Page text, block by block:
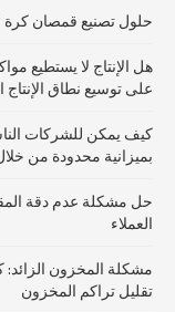
حلول تصنيع قمصان كرة
هل الإنتاج لا يستطيع
على توسيع نطاق
كيف يمكن للشركات
بميزانية محدودة من
حل مشكلة عدم دقة
العملاء
مشكلة المخزون الزائد:
تقليل تراكم المخزون